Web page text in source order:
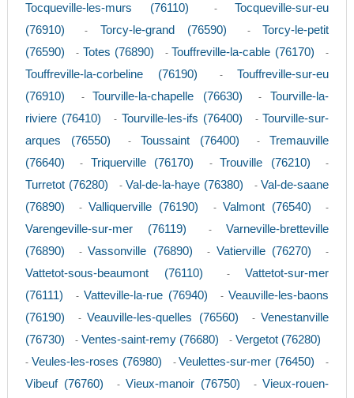
Tocqueville-les-murs (76110) - Tocqueville-sur-eu
(76910)
- Torcy-le-grand (76590) - Torcy-le-petit
(76590)
- Totes (76890) - Touffreville-la-cable (76170) -
Touffreville-la-corbeline (76190) - Touffreville-sur-eu
(76910)
- Tourville-la-chapelle (76630) - Tourville-la-
riviere (76410)
- Tourville-les-ifs (76400) - Tourville-sur-
arques (76550)
- Toussaint (76400) - Tremauville
(76640)
- Triquerville (76170) - Trouville (76210) -
Turretot (76280) - Val-de-la-haye (76380) - Val-de-saane
(76890)
- Valliquerville (76190) - Valmont (76540) -
Varengeville-sur-mer (76119) - Varneville-bretteville
(76890)
- Vassonville (76890) - Vatierville (76270) -
Vattetot-sous-beaumont (76110) - Vattetot-sur-mer
(76111)
- Vatteville-la-rue (76940) - Veauville-les-baons
(76190)
- Veauville-les-quelles (76560) - Venestanville
(76730)
- Ventes-saint-remy (76680) - Vergetot (76280)
- Veules-les-roses (76980) - Veulettes-sur-mer (76450) -
Vibeuf (76760) - Vieux-manoir (76750) - Vieux-rouen-